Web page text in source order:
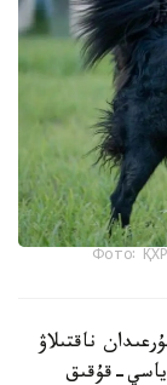
Фото:
ناقتىلاۋ
ساياسي-قۇقىق